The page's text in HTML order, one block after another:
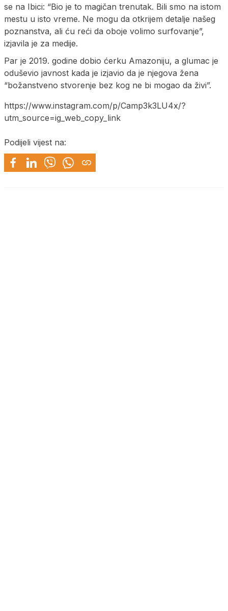
se na Ibici: “Bio je to magičan trenutak. Bili smo na istom
mestu u isto vreme. Ne mogu da otkrijem detalje našeg
poznanstva, ali ću reći da oboje volimo surfovanje”,
izjavila je za medije.
Par je 2019. godine dobio ćerku Amazoniju, a glumac je
oduševio javnost kada je izjavio da je njegova žena
“božanstveno stvorenje bez kog ne bi mogao da živi”.
https://www.instagram.com/p/Camp3k3LU4x/?
utm_source=ig_web_copy_link
Podijeli vijest na: